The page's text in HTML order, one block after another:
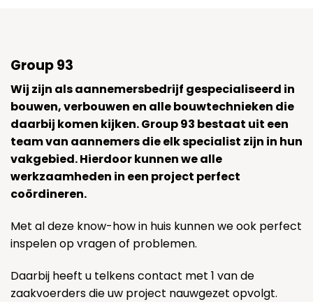
Group 93
Wij zijn als aannemersbedrijf gespecialiseerd in
bouwen, verbouwen en alle bouwtechnieken die
daarbij komen kijken. Group 93 bestaat uit een
team van aannemers die elk specialist zijn in hun
vakgebied. Hierdoor kunnen we alle
werkzaamheden in een project perfect
coördineren.
Met al deze know-how in huis kunnen we ook perfect
inspelen op vragen of problemen.
Daarbij heeft u telkens contact met 1 van de
zaakvoerders die uw project nauwgezet opvolgt.